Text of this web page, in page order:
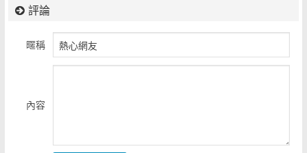
評論
暱稱
內容